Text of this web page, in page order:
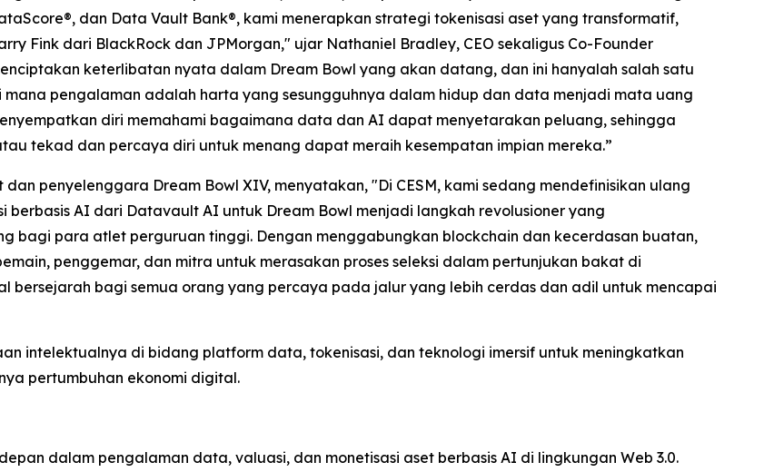
dan Data Vault Bank®, kami menerapkan strategi tokenisasi aset yang transformatif,
Fink dari BlackRock dan JPMorgan," ujar Nathaniel Bradley, CEO sekaligus Co-Founder
keterlibatan nyata dalam Dream Bowl yang akan datang, dan ini hanyalah salah satu
mana pengalaman adalah harta yang sesungguhnya dalam hidup dan data menjadi mata uang
diri memahami bagaimana data dan AI dapat menyetarakan peluang, sehingga
tekad dan percaya diri untuk menang dapat meraih kesempatan impian mereka.”
penyelenggara Dream Bowl XIV, menyatakan, "Di CESM, kami sedang mendefinisikan ulang
berbasis AI dari Datavault AI untuk Dream Bowl menjadi langkah revolusioner yang
bagi para atlet perguruan tinggi. Dengan menggabungkan blockchain dan kecerdasan buatan,
penggemar, dan mitra untuk merasakan proses seleksi dalam pertunjukan bakat di
bersejarah bagi semua orang yang percaya pada jalur yang lebih cerdas dan adil untuk mencapai
intelektualnya di bidang platform data, tokenisasi, dan teknologi imersif untuk meningkatkan
pertumbuhan ekonomi digital.
dalam pengalaman data, valuasi, dan monetisasi aset berbasis AI di lingkungan Web 3.0.